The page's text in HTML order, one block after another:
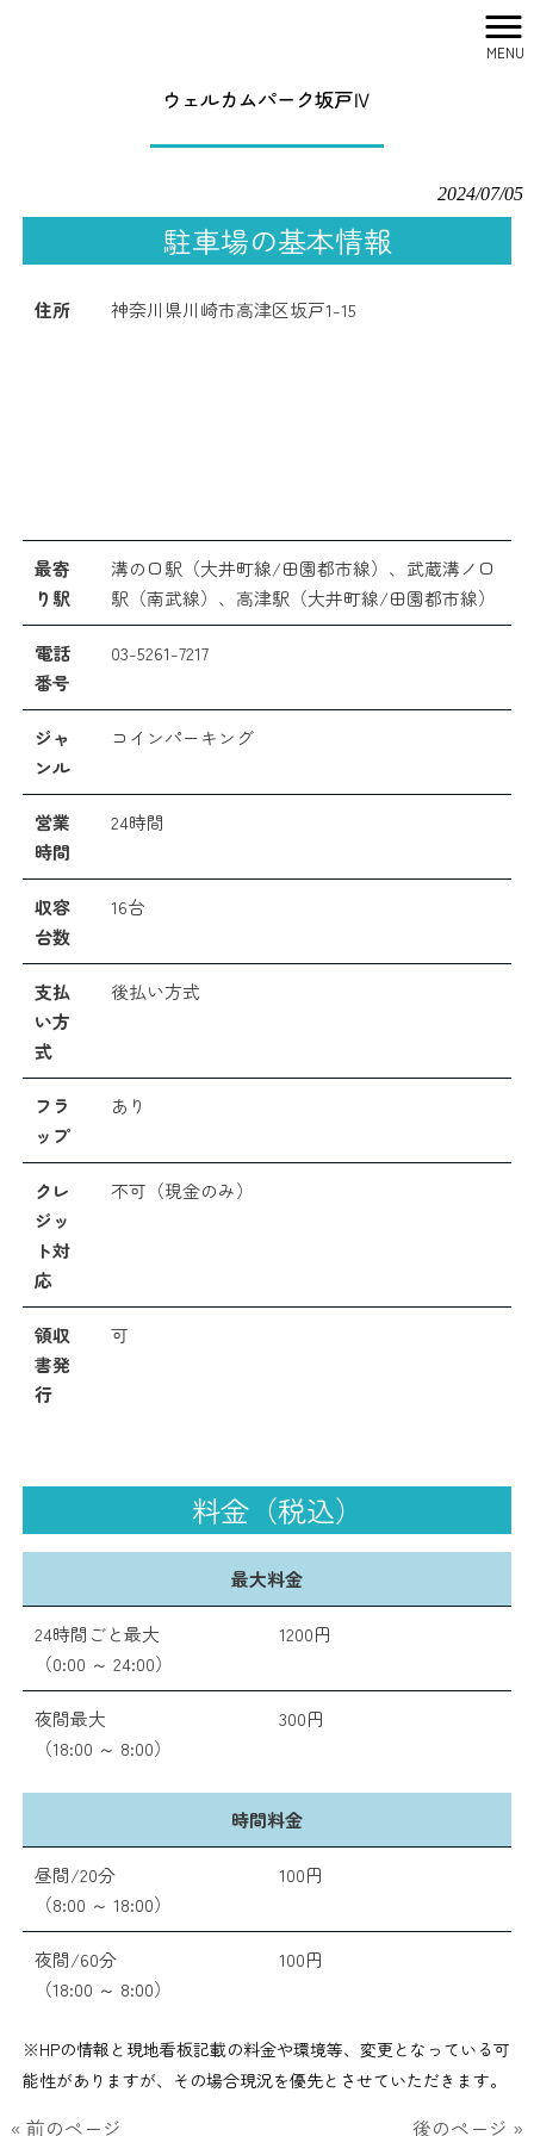
MENU
ウェルカムパーク坂戸Ⅳ
2024/07/05
駐車場の基本情報
住所 神奈川県川崎市高津区坂戸1-15
最寄
り駅
溝の口駅（大井町線/田園都市線）、武蔵溝ノ口
駅（南武線）、高津駅（大井町線/田園都市線）
電話
番号
03-5261-7217
ジャ
ンル
コインパーキング
営業
時間
24時間
収容
台数
16台
支払
い方
式
後払い方式
フラ
ップ
あり
クレ
ジッ
ト対
応
不可（現金のみ）
領収
書発
行
可
料金（税込）
最大料金
24時間ごと最大
（0:00 ～ 24:00）
1200円
夜間最大
（18:00 ～ 8:00）
300円
時間料金
昼間/20分
（8:00 ～ 18:00）
100円
夜間/60分
（18:00 ～ 8:00）
100円
※HPの情報と現地看板記載の料金や環境等、変更となっている可
能性がありますが、その場合現況を優先とさせていただきます。
« 前のページ 後のページ »